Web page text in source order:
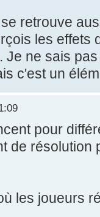
retrouve
les effets
Je ne sais
c'est un
pour
de résolution
les joueurs